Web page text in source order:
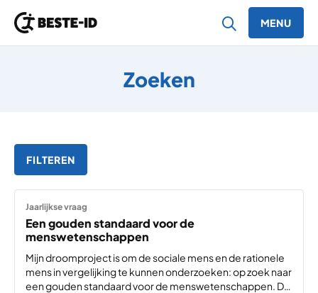
MENU
Zoeken
FILTEREN
Jaarlijkse vraag
Een gouden standaard voor de
menswetenschappen
Mijn droomproject is om de sociale mens en de rationele
mens in vergelijking te kunnen onderzoeken: op zoek naar
een gouden standaard voor de menswetenschappen. De